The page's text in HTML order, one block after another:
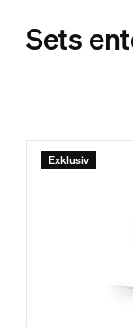
Sets
Exklusiv